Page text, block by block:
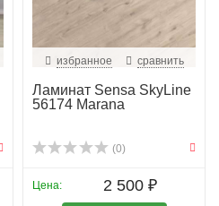
избранное сравнить
Ламинат Sensa SkyLine
56174 Marana
(0)
Цена: 2 500 ₽